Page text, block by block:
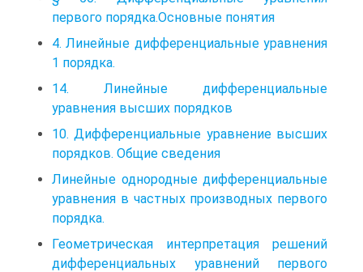
§ 56. Дифференциальные уравнения
первого порядка.Основные понятия
4. Линейные дифференциальные уравнения
1 порядка.
14. Линейные дифференциальные
уравнения высших порядков
10. Дифференциальные уравнение высших
порядков. Общие сведения
Линейные однородные дифференциальные
уравнения в частных производных первого
порядка.
Геометрическая интерпретация решений